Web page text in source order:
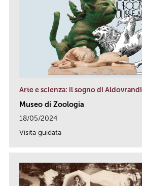
Arte e scienza: il sogno di Aldovrandi
Museo di Zoologia
18/05/2024
Visita guidata